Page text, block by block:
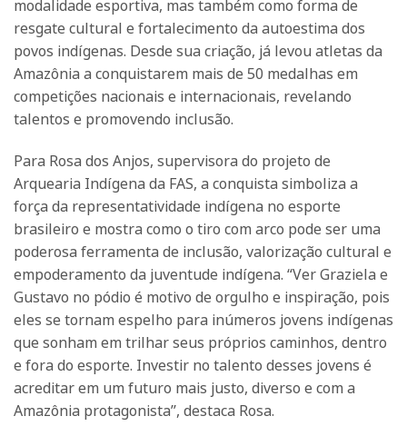
modalidade esportiva, mas também como forma de
resgate cultural e fortalecimento da autoestima dos
povos indígenas. Desde sua criação, já levou atletas da
Amazônia a conquistarem mais de 50 medalhas em
competições nacionais e internacionais, revelando
talentos e promovendo inclusão.
Para Rosa dos Anjos, supervisora do projeto de
Arquearia Indígena da FAS, a conquista simboliza a
força da representatividade indígena no esporte
brasileiro e mostra como o tiro com arco pode ser uma
poderosa ferramenta de inclusão, valorização cultural e
empoderamento da juventude indígena. “Ver Graziela e
Gustavo no pódio é motivo de orgulho e inspiração, pois
eles se tornam espelho para inúmeros jovens indígenas
que sonham em trilhar seus próprios caminhos, dentro
e fora do esporte. Investir no talento desses jovens é
acreditar em um futuro mais justo, diverso e com a
Amazônia protagonista’’, destaca Rosa.